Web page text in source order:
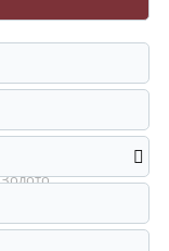
Золото